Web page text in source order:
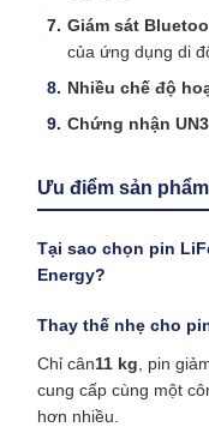
Giám sát
của ứng dụng di
Nhiều chế độ
Chứng nhận
Ưu điểm sản phẩm
Tại sao chọn pin
Energy?
Thay thế nhẹ cho
Chỉ cân11 kg , pin
cung cấp cùng một
hơn nhiều.